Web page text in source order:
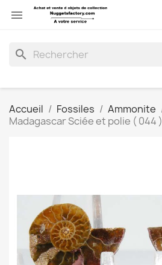

search
Accueil Fossiles Ammonite
Madagascar Sciée et polie ( 044 )